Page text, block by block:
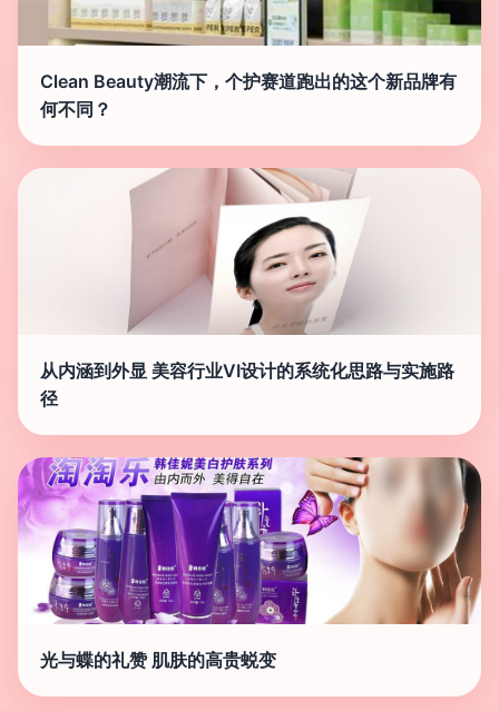
Clean Beauty潮流下，个护赛道跑出的这个新品牌有
何不同？
从内涵到外显 美容行业VI设计的系统化思路与实施路
径
光与蝶的礼赞 肌肤的高贵蜕变